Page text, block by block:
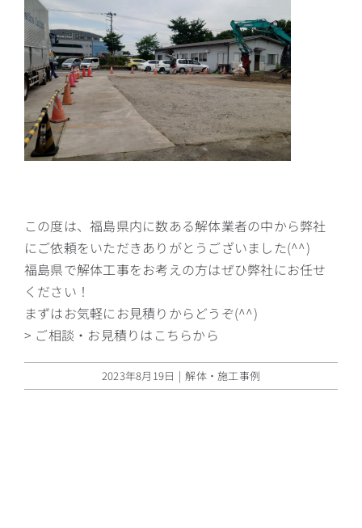
この度は、福島県内に数ある解体業者の中から弊社
にご依頼をいただきありがとうございました(^^)
福島県で解体工事をお考えの方はぜひ弊社にお任せ
ください！
まずはお気軽にお見積りからどうぞ(^^)
> ご相談・お見積りはこちらから
2023年8月19日 | 解体・施工事例